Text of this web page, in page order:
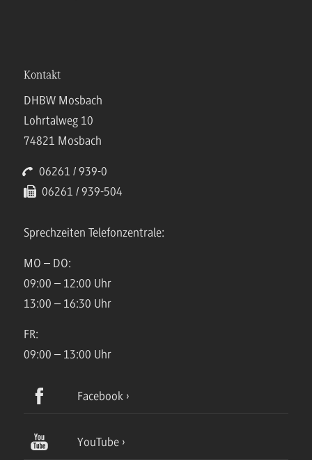
Kontakt
DHBW Mosbach
Lohrtalweg 10
74821 Mosbach
06261 / 939-0
06261 / 939-504
Sprechzeiten Telefonzentrale:
MO – DO:
09:00 – 12:00 Uhr
13:00 – 16:30 Uhr
FR:
09:00 – 13:00 Uhr
Facebook
YouTube